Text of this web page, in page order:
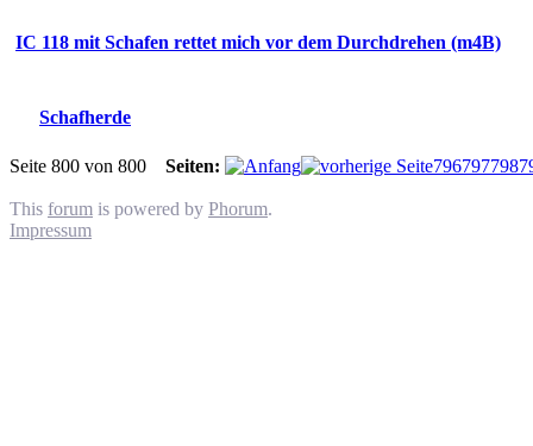
IC 118 mit Schafen rettet mich vor dem Durchdrehen (m4B)
Schafherde
Seite 800 von 800 Seiten: 796797798
This forum is powered by Phorum.
Impressum